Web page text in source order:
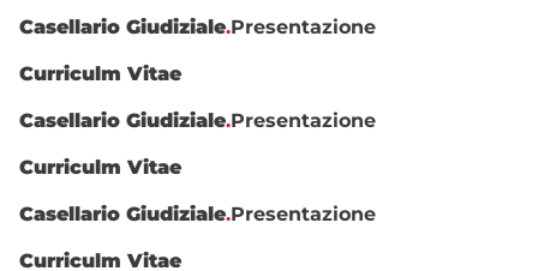
Casellario Giudiziale.Presentazione
Curriculm Vitae
Casellario Giudiziale.Presentazione
Curriculm Vitae
Casellario Giudiziale.Presentazione
Curriculm Vitae